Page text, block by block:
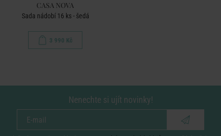
CASA NOVA
Sada nádobí 16 ks - šedá
3 990 Kč
Nenechte si ujít novinky!